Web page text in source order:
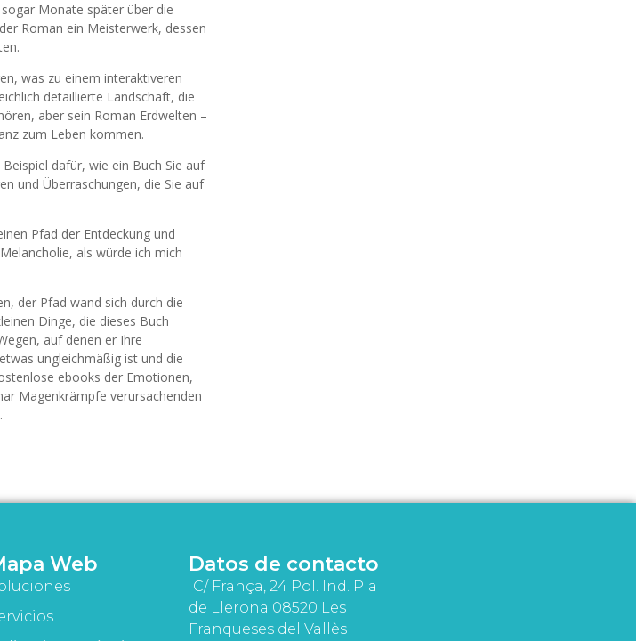
Monate später über die
Roman ein Meisterwerk, dessen
was zu einem interaktiveren
detaillierte Landschaft, die
aber sein Roman Erdwelten –
zum Leben kommen.
dafür, wie ein Buch Sie auf
und Überraschungen, die Sie auf
Pfad der Entdeckung und
als würde ich mich
der Pfad wand sich durch die
Dinge, die dieses Buch
auf denen er Ihre
ungleichmäßig ist und die
ebooks der Emotionen,
Magenkrämpfe verursachenden
Web Datos de contacto
C/ França, 24 Pol. Ind. Pla
de Llerona 08520 Les
Franqueses del Vallès